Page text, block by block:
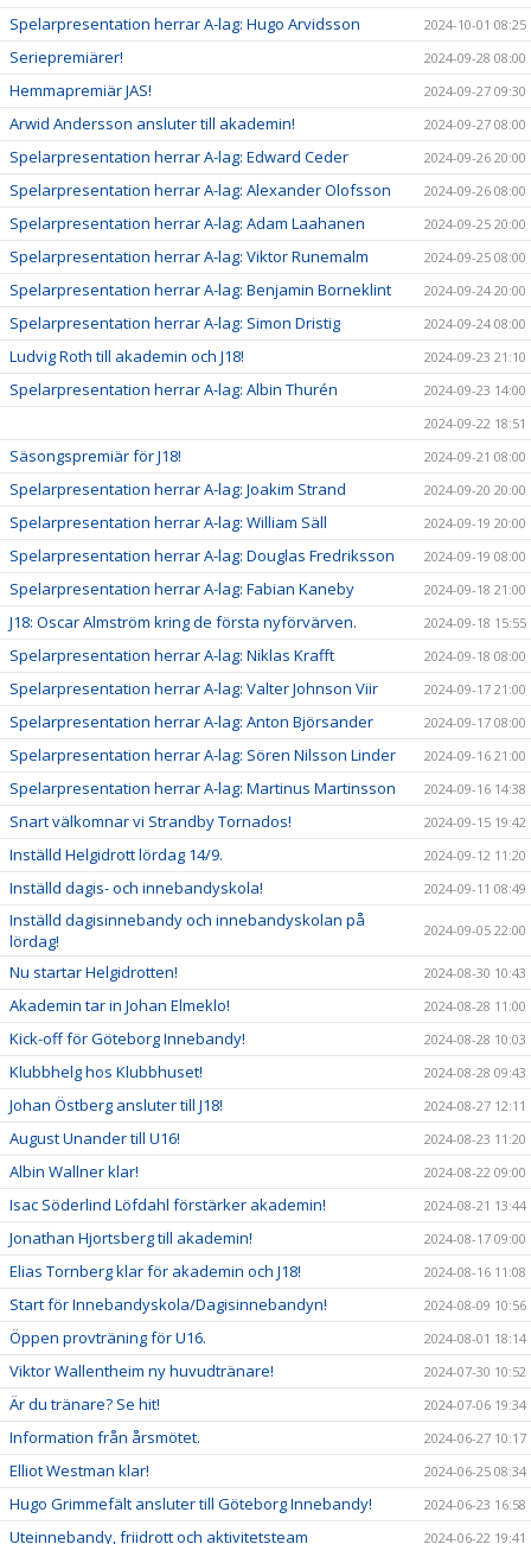
Spelarpresentation herrar A-lag: Hugo Arvidsson
2024-10-01 08:25
Seriepremiärer! 2024-09-28 08:00
Hemmapremiär JAS! 2024-09-27 09:30
Arwid Andersson ansluter till akademin! 2024-09-27 08:00
Spelarpresentation herrar A-lag: Edward Ceder 2024-09-26 20:00
Spelarpresentation herrar A-lag: Alexander Olofsson 2024-09-26 08:00
Spelarpresentation herrar A-lag: Adam Laahanen 2024-09-25 20:00
Spelarpresentation herrar A-lag: Viktor Runemalm 2024-09-25 08:00
Spelarpresentation herrar A-lag: Benjamin Borneklint 2024-09-24 20:00
Spelarpresentation herrar A-lag: Simon Dristig 2024-09-24 08:00
Ludvig Roth till akademin och J18! 2024-09-23 21:10
Spelarpresentation herrar A-lag: Albin Thurén
2024-09-23 14:00
2024-09-22 18:51
Säsongspremiär för J18! 2024-09-21 08:00
Spelarpresentation herrar A-lag: Joakim Strand 2024-09-20 20:00
Spelarpresentation herrar A-lag: William Säll 2024-09-19 20:00
Spelarpresentation herrar A-lag: Douglas Fredriksson 2024-09-19 08:00
Spelarpresentation herrar A-lag: Fabian Kaneby 2024-09-18 21:00
J18: Oscar Almström kring de första nyförvärven. 2024-09-18 15:55
Spelarpresentation herrar A-lag: Niklas Krafft 2024-09-18 08:00
Spelarpresentation herrar A-lag: Valter Johnson Viir 2024-09-17 21:00
Spelarpresentation herrar A-lag: Anton Björsander 2024-09-17 08:00
Spelarpresentation herrar A-lag: Sören Nilsson Linder 2024-09-16 21:00
Spelarpresentation herrar A-lag: Martinus Martinsson 2024-09-16 14:38
Snart välkomnar vi Strandby Tornados! 2024-09-15 19:42
Inställd Helgidrott lördag 14/9. 2024-09-12 11:20
Inställd dagis- och innebandyskola! 2024-09-11 08:49
Inställd dagisinnebandy och innebandyskolan på
lördag!
2024-09-05 22:00
Nu startar Helgidrotten! 2024-08-30 10:43
Akademin tar in Johan Elmeklo! 2024-08-28 11:00
Kick-off för Göteborg Innebandy! 2024-08-28 10:03
Klubbhelg hos Klubbhuset! 2024-08-28 09:43
Johan Östberg ansluter till J18! 2024-08-27 12:11
August Unander till U16! 2024-08-23 11:20
Albin Wallner klar! 2024-08-22 09:00
Isac Söderlind Löfdahl förstärker akademin! 2024-08-21 13:44
Jonathan Hjortsberg till akademin! 2024-08-17 09:00
Elias Tornberg klar för akademin och J18! 2024-08-16 11:08
Start för Innebandyskola/Dagisinnebandyn! 2024-08-09 10:56
Öppen provträning för U16. 2024-08-01 18:14
Viktor Wallentheim ny huvudtränare! 2024-07-30 10:52
Är du tränare? Se hit! 2024-07-06 19:34
Information från årsmötet. 2024-06-27 10:17
Elliot Westman klar! 2024-06-25 08:34
Hugo Grimmefält ansluter till Göteborg Innebandy! 2024-06-23 16:58
Uteinnebandy, friidrott och aktivitetsteam 2024-06-22 19:41